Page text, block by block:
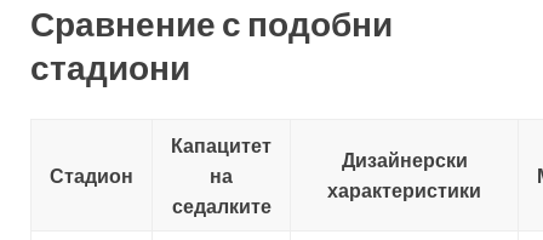
Сравнение с подобни
стадиони
Стадион
Капацитет
на
седалките
Дизайнерски
характеристики